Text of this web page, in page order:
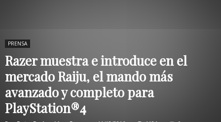
PRENSA
Razer muestra e introduce en el
mercado Raiju, el mando más
avanzado y completo para
PlayStation®4